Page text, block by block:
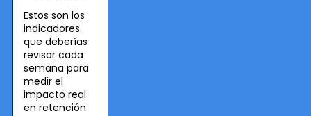
Estos son los
indicadores
que deberías
revisar cada
semana para
medir el
impacto real
en retención: